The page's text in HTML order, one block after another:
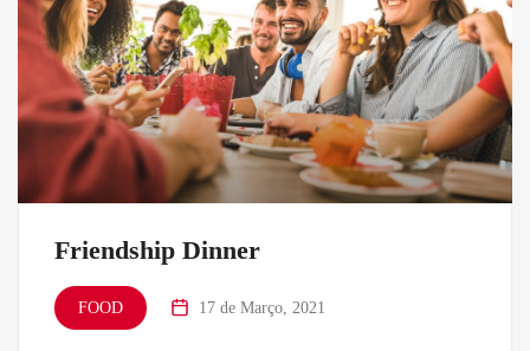
Friendship Dinner
FOOD 17 de Março, 2021